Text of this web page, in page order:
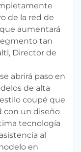
de la red de
aumentará
tan
Director de
abrirá paso en
de alta
coupé que
con un diseño
tecnología
al
en